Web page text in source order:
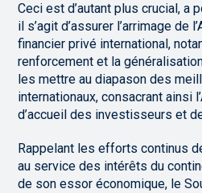
Ceci est d’autant plus crucial, a
il s’agit d’assurer l’arrimage de
financier privé international,
renforcement et la
les mettre au diapason des
internationaux, consacrant ainsi
d’accueil des investisseurs et
Rappelant les efforts continus
au service des intérêts du
de son essor économique, le